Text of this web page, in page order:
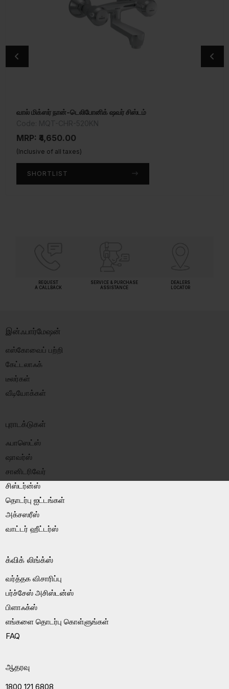
வால் மிக்ஸர் நான்-டெலிபோனிக் ஷவர் சிஸ்டம்
MRP: ₹4,650.00
(Inclusive of all taxes)
SHORTLIST
அல்ட்ரா வெர்டிகல் மேனுவல் 15 லிட்டர்
MRP: ₹9,750.00
(Inclusive of all taxes)
SHORTLIST
REQUEST
A CALLBACK
SERVICE & PURCHASE
ASSISTANCE
DEALERS
LOCATOR
இன்ஃபார்மேஷன்
எஸ்கோவைப் பற்றி
கேட்டலாஃக்
டீலர்கள்
வீடியோக்கள்
புராடக்டுகள்
ஃபாஸெட்ஸ்
ஷாவர்ஸ்
சானிடரிவேர்
சிஸ்டர்ன்ஸ்
தொடர்பு ஐட்டங்கள்
அக்சஸரீஸ்
வாட்டர் ஹீட்டர்ஸ்
க்விக் லிங்க்ஸ்
வர்த்தக விசாரிப்பு
பர்ச்சேஸ் அசிஸ்டன்ஸ்
பிளாஃக்ஸ்
எங்களை தொடர்பு கொள்ளுங்கள்
FAQ
ஆதரவு
1800 121 6808